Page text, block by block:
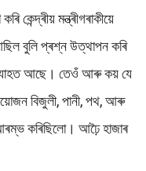
কেন্দ্ৰীয় মন্ত্ৰীগৰাকীয়ে
বুলি প্ৰশ্ন উত্থাপন কৰি
আছে। তেওঁ আৰু কয় যে
বিজুলী, পানী, পথ, আৰু
কৰিছিলো। আঢ়ৈ হাজাৰ